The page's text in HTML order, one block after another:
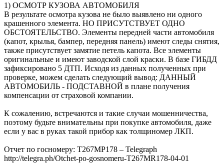
1) ОСМОТР КУЗОВА АВТОМОБИЛЯ
В результате осмотра кузова не было выявлено ни одного
крашенного элемента. НО ПРИСУТСТВУЕТ ОДНО
ОБСТОЯТЕЛЬСТВО. Элементы передней части автомобиля
(капот, крылья, бампер, передняя панель) имеют следы снятия,
также присутствует замятие петель капота. Все элементы
оригинальные и имеют заводской слой краски. В базе ГИБДД
зафиксировано 5 ДТП. Исходя из данных полученных при
проверке, можем сделать следующий вывод: ДАННЫЙ
АВТОМОБИЛЬ - ПОДСТАВНОЙ в плане получения
компенсации от страховой компании.
К сожалению, встречаются и такие случаи мошенничества,
поэтому будьте внимательны при покупке автомобиля, даже
если у вас в руках такой прибор как толщиномер ЛКП.
Отчет по госномеру: Т267МР178 – Telegraph
http://telegra.ph/Otchet-po-gosnomeru-T267MR178-04-01